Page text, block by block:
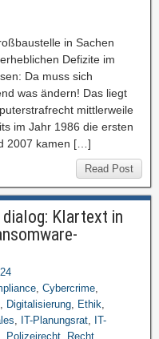
in Sachen
Defizite im
Da muss sich
was ändern! Das liegt
mittlerweile
im Jahr 1986 die ersten
2007 kamen […]
Read Post
Klartext in
, Cybercrime,
, Digitalisierung, Ethik,
, IT-Planungsrat, IT-
, Polizeirecht, Recht,